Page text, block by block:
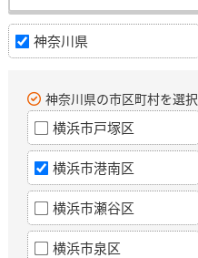
神奈川県
神奈川県の市区町村を選択
横浜市戸塚区
横浜市港南区
横浜市瀬谷区
横浜市泉区